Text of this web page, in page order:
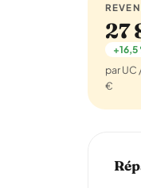
27
+16,5
par UC
€